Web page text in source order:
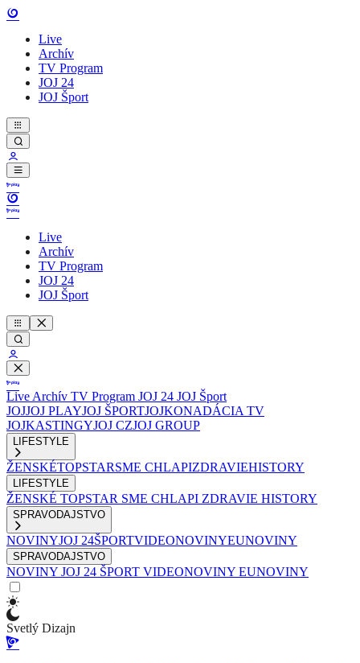
Live
Archív
TV Program
JOJ 24
JOJ Šport
Live
Archív
TV Program
JOJ 24
JOJ Šport
Live Archív TV Program JOJ 24 JOJ Šport
JOJJOJ PLAYJOJ ŠPORTJOJKONADÁCIA TV
JOJKASTINGYJOJ CZJOJ GROUP
LIFESTYLE
ŽENSKÉTOPSTARSME CHLAPIZDRAVIEHISTORY
LIFESTYLE
ŽENSKÉ TOPSTAR SME CHLAPI ZDRAVIE HISTORY
SPRAVODAJSTVO
NOVINYJOJ 24ŠPORTVIDEONOVINYEUNOVINY
SPRAVODAJSTVO
NOVINY JOJ 24 ŠPORT VIDEONOVINY EUNOVINY
Svetlý Dizajn